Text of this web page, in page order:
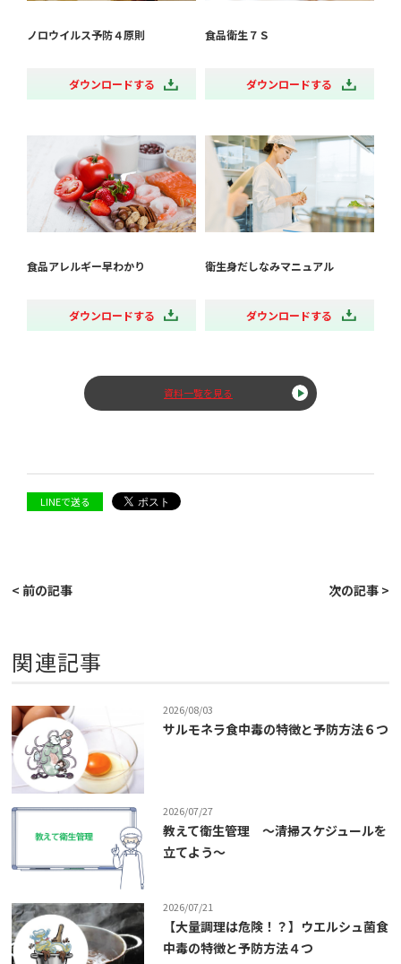
ノロウイルス予防４原則
ダウンロードする
食品衛生７Ｓ
ダウンロードする
食品アレルギー早わかり
ダウンロードする
衛生身だしなみマニュアル
ダウンロードする
資料一覧を見る
LINEで送る
< 前の記事 次の記事 >
関連記事
2026/08/03
サルモネラ食中毒の特徴と予防方法６つ
2026/07/27
教えて衛生管理 ～清掃スケジュールを
立てよう～
2026/07/21
【大量調理は危険！？】ウエルシュ菌食
中毒の特徴と予防方法４つ